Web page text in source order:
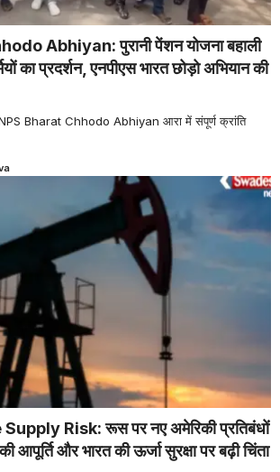
Abhiyan: पुरानी पेंशन योजना बहाली
का प्रदर्शन, एनपीएस भारत छोड़ो अभियान की
Bharat Chhodo Abhiyan आरा में संपूर्ण क्रांति
Risk: रूस पर नए अमेरिकी प्रतिबंधों
और भारत की ऊर्जा सुरक्षा पर बढ़ी चिंता